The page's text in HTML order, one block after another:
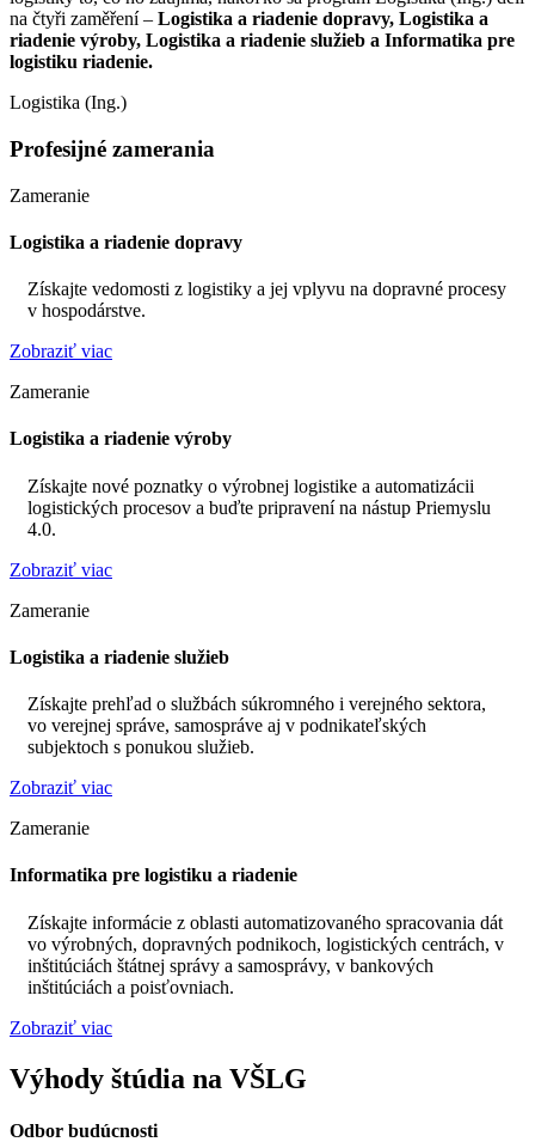
na čtyři zaměření – Logistika a riadenie dopravy, Logistika a
riadenie výroby, Logistika a riadenie služieb a Informatika pre
logistiku riadenie.
Logistika (Ing.)
Profesijné zamerania
Zameranie
Logistika a riadenie dopravy
Získajte vedomosti z logistiky a jej vplyvu na dopravné procesy
v hospodárstve.
Zobraziť viac
Zameranie
Logistika a riadenie výroby
Získajte nové poznatky o výrobnej logistike a automatizácii
logistických procesov a buďte pripravení na nástup Priemyslu
4.0.
Zobraziť viac
Zameranie
Logistika a riadenie služieb
Získajte prehľad o službách súkromného i verejného sektora,
vo verejnej správe, samospráve aj v podnikateľských
subjektoch s ponukou služieb.
Zobraziť viac
Zameranie
Informatika pre logistiku a riadenie
Získajte informácie z oblasti automatizovaného spracovania dát
vo výrobných, dopravných podnikoch, logistických centrách, v
inštitúciách štátnej správy a samosprávy, v bankových
inštitúciách a poisťovniach.
Zobraziť viac
Výhody štúdia na VŠLG
Odbor budúcnosti